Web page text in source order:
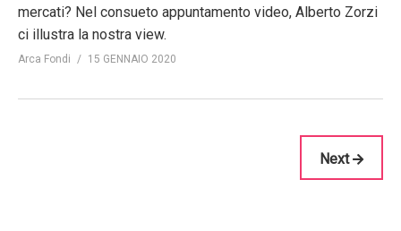
mercati? Nel consueto appuntamento video, Alberto Zorzi
ci illustra la nostra view.
Arca Fondi 15 GENNAIO 2020
Next